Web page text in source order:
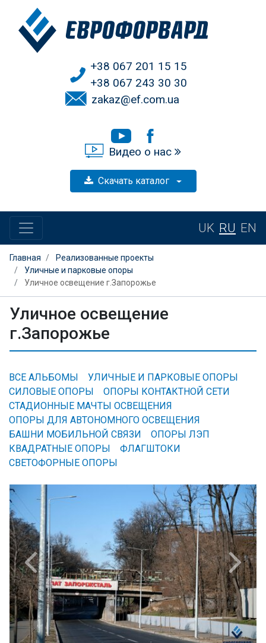
+38 067 201 15 15
+38 067 243 30 30
zakaz@ef.com.ua
Видео о нас
Скачать каталог
UK RU EN
Главная
Реализованные проекты
Уличные и парковые опоры
Уличное освещение г.Запорожье
Уличное освещение
г.Запорожье
ВСЕ АЛЬБОМЫ
УЛИЧНЫЕ И ПАРКОВЫЕ ОПОРЫ
СИЛОВЫЕ ОПОРЫ
ОПОРЫ КОНТАКТНОЙ СЕТИ
СТАДИОННЫЕ МАЧТЫ ОСВЕЩЕНИЯ
ОПОРЫ ДЛЯ АВТОНОМНОГО ОСВЕЩЕНИЯ
БАШНИ МОБИЛЬНОЙ СВЯЗИ
ОПОРЫ ЛЭП
КВАДРАТНЫЕ ОПОРЫ
ФЛАГШТОКИ
СВЕТОФОРНЫЕ ОПОРЫ